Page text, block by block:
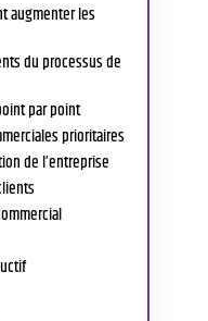
augmenter les
du processus de
par point
prioritaires
de l’entreprise